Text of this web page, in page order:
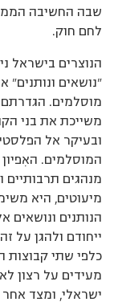
שבה החשיבה
לחם חוק.
הנוצרים בישראל
”נושאים
מוסלמים. הגדרתם
משייכת את בני
ובעיקר אל
המוסלמים.
מנהגים תרבותיים
מיעוטים, היא
ייחודם ולהגן על
כלפי שתי קבוצות
מעידים על רצון
ישראלי, ומצד